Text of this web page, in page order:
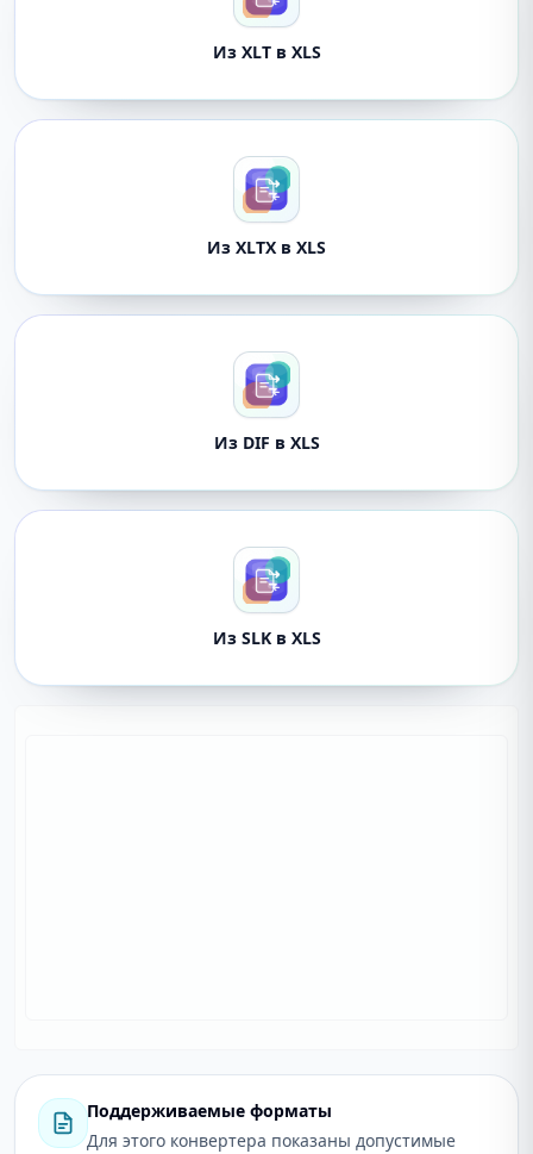
Из XLT в XLS
Из XLTX в XLS
Из DIF в XLS
Из SLK в XLS
Поддерживаемые форматы
Для этого конвертера показаны допустимые